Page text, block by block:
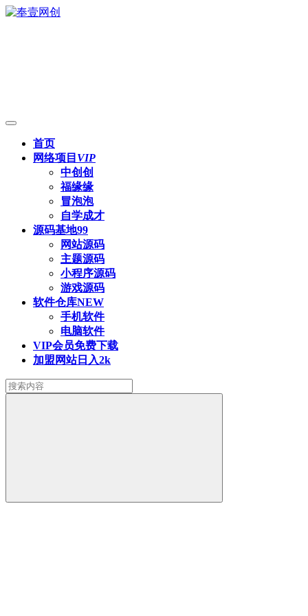
首页
网络项目 VIP
中创创
福缘缘
冒泡泡
自学成才
源码基地99
网站源码
主题源码
小程序源码
游戏源码
软件仓库NEW
手机软件
电脑软件
VIP会员免费下载
加盟网站日入2k